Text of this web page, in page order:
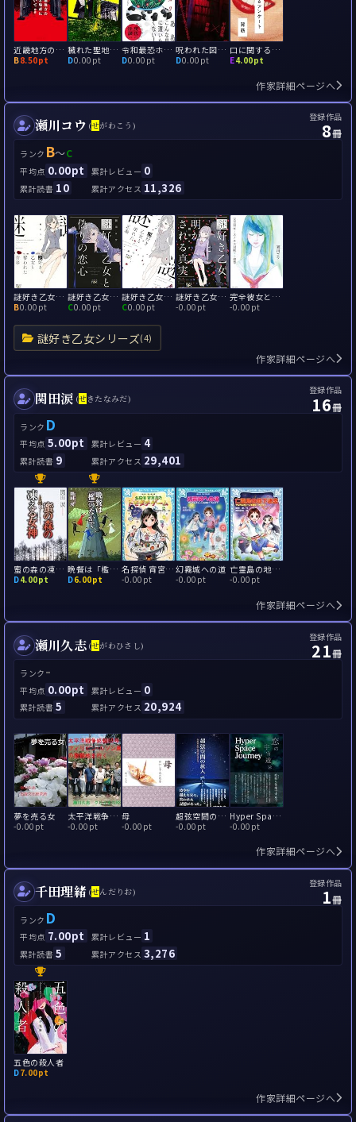
近畿地方のある場所について
B8.50pt
穢れた聖地巡礼について
D0.00pt
令和最恐ホラーセレクション クラガリ
D0.00pt
呪われた図書館 最恐ホラー
D0.00pt
口に関するアンケート
E4.00pt
作家詳細ページへ
瀬川コウ (せがわこう)
登録作品
8冊
ランク B～C
平均点 0.00pt 累計レビュー 0
累計読書 10 累計アクセス 11,326
謎好き乙女シリーズ(4)
謎好き乙女と奪われた青春
B0.00pt
謎好き乙女と偽りの恋心
C0.00pt
謎好き乙女と壊れた正義
C0.00pt
謎好き乙女と明かされる真実
-0.00pt
完全彼女とステルス潜航する僕等
-0.00pt
作家詳細ページへ
関田涙 (せきたなみだ)
登録作品
16冊
ランク D
平均点 5.00pt 累計レビュー 4
累計読書 9 累計アクセス 29,401
蜜の森の凍える女神
D4.00pt
晩餐は「檻」のなかで
D6.00pt
名探偵 宵宮月乃 トモダチゲーム
-0.00pt
幻霧城への道
-0.00pt
亡霊島の地下迷宮 マジカルストーンを探せ! Part4
-0.00pt
作家詳細ページへ
瀬川久志 (せがわひさし)
登録作品
21冊
ランク -
平均点 0.00pt 累計レビュー 0
累計読書 5 累計アクセス 20,924
夢を売る女
-0.00pt
太平洋戦争終結六九年 フィリピン・ルソン島の激戦地を行く
-0.00pt
母
-0.00pt
超弦空間の旅人
-0.00pt
Hyper Space Journey
-0.00pt
作家詳細ページへ
千田理緒 (せんだりお)
登録作品
1冊
ランク D
平均点 7.00pt 累計レビュー 1
累計読書 5 累計アクセス 3,276
五色の殺人者
D7.00pt
作家詳細ページへ